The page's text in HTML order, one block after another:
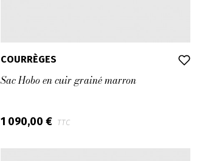
COURRÈGES
Sac Hobo en cuir grainé marron
1 090,00 € TTC